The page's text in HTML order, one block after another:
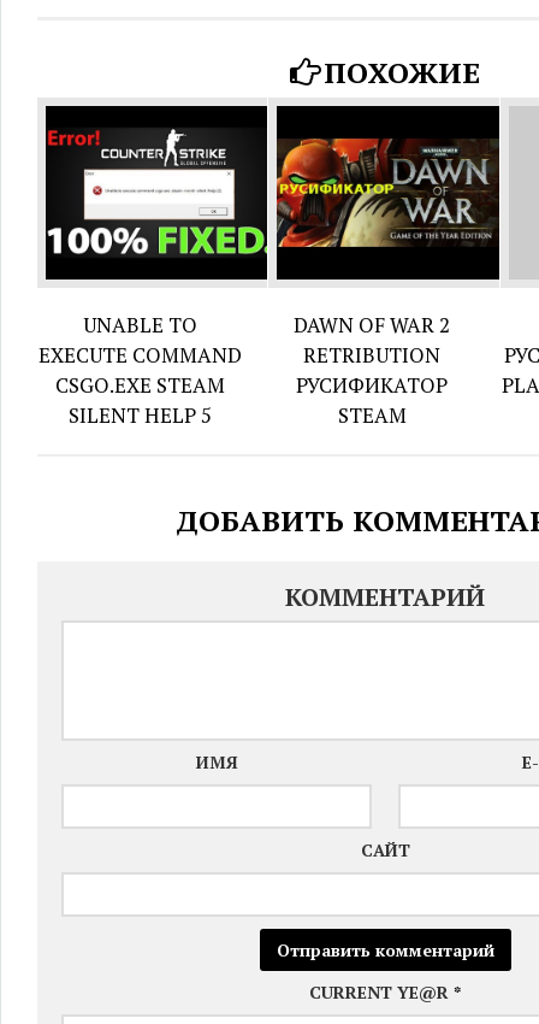
ПОХОЖИЕ
UNABLE TO
EXECUTE COMMAND
CSGO.EXE STEAM
SILENT HELP 5
DAWN OF WAR 2
RETRIBUTION
РУСИФИКАТОР
STEAM
ДОБАВИТЬ
КОММЕНТАРИЙ
ИМЯ
САЙТ
CURRENT YE@R *